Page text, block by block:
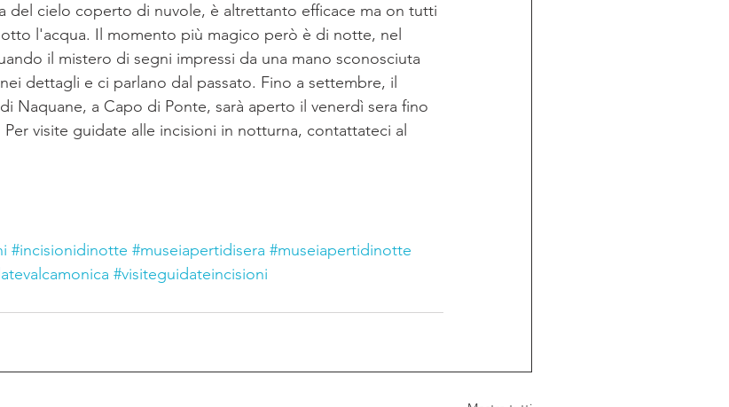
del cielo coperto di nuvole, è altrettanto efficace ma on tutti
l'acqua. Il momento più magico però è di notte, nel
il mistero di segni impressi da una mano sconosciuta
dettagli e ci parlano dal passato. Fino a settembre, il
Naquane, a Capo di Ponte, sarà aperto il venerdì sera fino
visite guidate alle incisioni in notturna, contattateci al
#incisionidinotte #museiapertidisera #museiapertidinotte
#visiteguidateincisioni